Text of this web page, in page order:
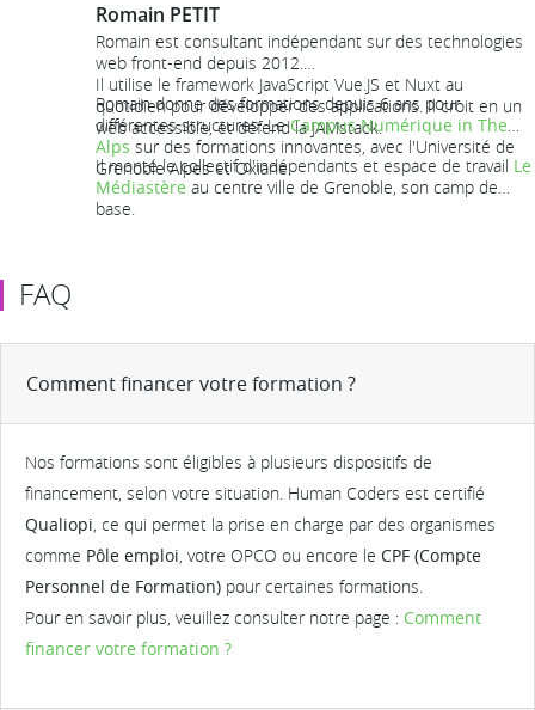
Romain PETIT
Romain est consultant indépendant sur des technologies
web front-end depuis 2012.
Il utilise le framework JavaScript Vue.JS et Nuxt au
quotidien pour développer des applications. Il croit en un
web accessible, et défend la JAMstack.
Romain donne des formations depuis 6 ans pour
différentes structures: LeCampus Numérique in The
Alps sur des formations innovantes, avec l'Université de
Grenoble Alpes et Oxiane.
Il monté le collectif d'indépendants et espace de travail Le
Médiastère au centre ville de Grenoble, son camp de
base.
FAQ
Comment financer votre formation ?
Nos formations sont éligibles à plusieurs dispositifs de
financement, selon votre situation. Human Coders est certifié
Qualiopi, ce qui permet la prise en charge par des organismes
comme Pôle emploi, votre OPCO ou encore le CPF (Compte
Personnel de Formation) pour certaines formations.
Pour en savoir plus, veuillez consulter notre page : Comment
financer votre formation ?